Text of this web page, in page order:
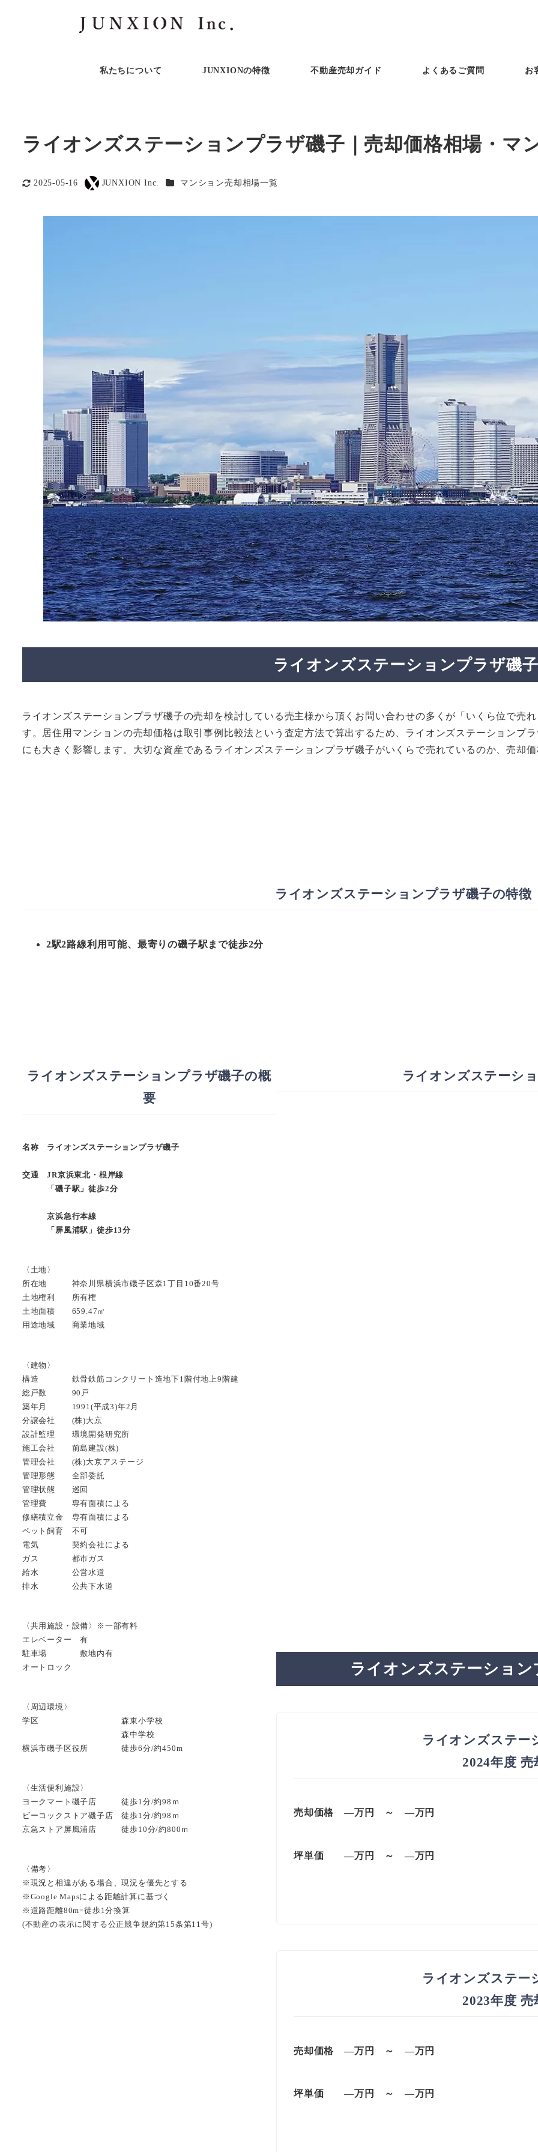
私たちについて JUNXIONの特徴 不動産売却ガイド よくあるご質問 お
ライオンズステーションプラザ磯子｜売却価格相場・マ
更新日
2025-05-16
著
JUNXION Inc. カテゴリー
マンション売却相場一覧
ライオンズステーションプラザ磯子
ライオンズステーションプラザ磯子の売却を検討している売主様から頂くお問い合わせの多くが「いくら位で売
す。居住用マンションの売却価格は取引事例比較法という査定方法で算出するため、ライオンズステーションプ
にも大きく影響します。大切な資産であるライオンズステーションプラザ磯子がいくらで売れているのか、売却
ライオンズステーションプラザ磯子の特徴
2駅2路線利用可能、最寄りの磯子駅まで徒歩2分
ライオンズステーションプラザ磯子の概
要
名称 ライオンズステーションプラザ磯子
交通 JR京浜東北・根岸線
「磯子駅」徒歩2分
京浜急行本線
「屏風浦駅」徒歩13分
〈土地〉
所在地 神奈川県横浜市磯子区森1丁目10番20号
土地権利 所有権
土地面積 659.47㎡
用途地域 商業地域
〈建物〉
構造 鉄骨鉄筋コンクリート造地下1階付地上9階建
総戸数 90戸
築年月 1991(平成3)年2月
分譲会社 (株)大京
設計監理 環境開発研究所
施工会社 前島建設(株)
管理会社 (株)大京アステージ
管理形態 全部委託
管理状態 巡回
管理費 専有面積による
修繕積立金 専有面積による
ペット飼育 不可
電気 契約会社による
ガス 都市ガス
給水 公営水道
排水 公共下水道
〈共用施設・設備〉※一部有料
エレベーター 有
駐車場 敷地内有
オートロック
〈周辺環境〉
学区 森東小学校
森中学校
横浜市磯子区役所 徒歩6分/約450m
〈生活便利施設〉
ヨークマート磯子店 徒歩1分/約98ｍ
ビーコックストア磯子店 徒歩1分/約98ｍ
京急ストア屏風浦店 徒歩10分/約800ｍ
〈備考〉
※現況と相違がある場合、現況を優先とする
※Google Mapsによる距離計算に基づく
※道路距離80m=徒歩1分換算
(不動産の表示に関する公正競争規約第15条第11号)
ライオンズステーシ
ライオンズステーショ
ライオンズステー
2024年度 売
売却価格 —万円 ～ —万円
坪単価—万円 ～ —万円
ライオンズステー
2023年度 売
売却価格 —万円 ～ —万円
坪単価—万円 ～ —万円